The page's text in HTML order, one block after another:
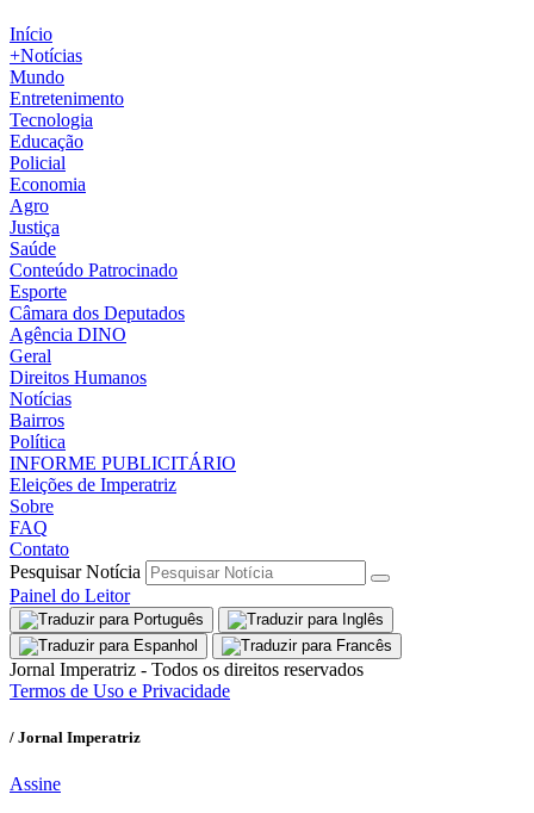
Início
+Notícias
Mundo
Entretenimento
Tecnologia
Educação
Policial
Economia
Agro
Justiça
Saúde
Conteúdo Patrocinado
Esporte
Câmara dos Deputados
Agência DINO
Geral
Direitos Humanos
Notícias
Bairros
Política
INFORME PUBLICITÁRIO
Eleições de Imperatriz
Sobre
FAQ
Contato
Pesquisar Notícia
Painel do Leitor
Jornal Imperatriz - Todos os direitos reservados
Termos de Uso e Privacidade
/ Jornal Imperatriz
Assine